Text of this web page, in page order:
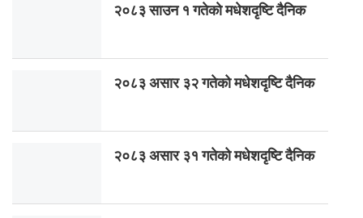
२०८३ साउन १ गतेकाे मधेशदृष्टि दैनिक
२०८३ असार ३२ गतेको मधेशदृष्टि दैनिक
२०८३ असार ३१ गतेको मधेशदृष्टि दैनिक